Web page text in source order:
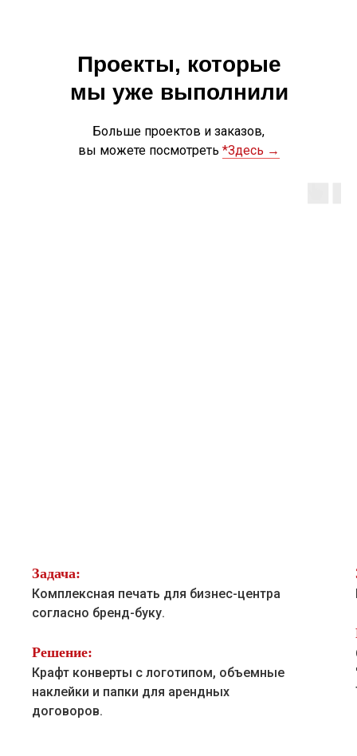
Проекты, которые
мы уже выполнили
Больше проектов и заказов,
вы можете посмотреть *Здесь →
Задача:
Комплексная печать для бизнес-центра
согласно бренд-буку.
Решение:
Крафт конверты с логотипом, объемные
наклейки и папки для арендных
договоров.